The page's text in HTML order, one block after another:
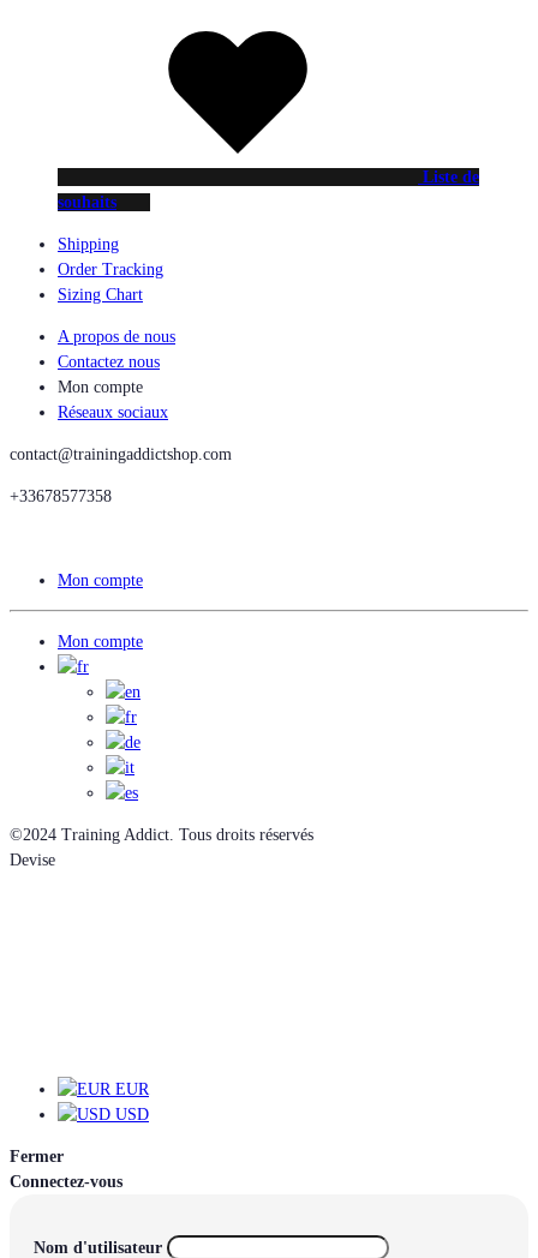
Liste de
souhaits
Shipping
Order Tracking
Sizing Chart
A propos de nous
Contactez nous
Mon compte
Réseaux sociaux
contact@trainingaddictshop.com
+33678577358
Mon compte
Mon compte
©2024 Training Addict. Tous droits réservés
Devise
EUR
USD
Fermer
Connectez-vous
Nom d'utilisateur